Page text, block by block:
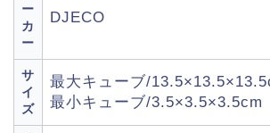
ー
カ
ー
DJECO
サ
イ
ズ
最大キューブ/
最小キューブ/3.5×3.5×3.5cm